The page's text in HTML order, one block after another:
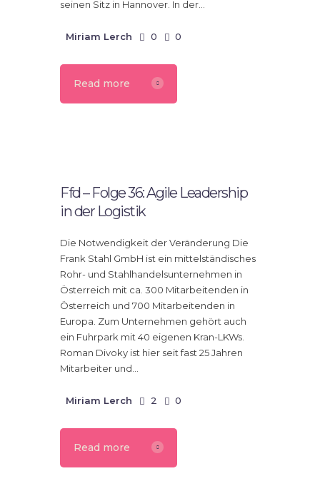
seinen Sitz in Hannover. In der…
Miriam Lerch 0 0
Read more
2023
Ffd – Folge 36: Agile Leadership
in der Logistik
Die Notwendigkeit der Veränderung Die
Frank Stahl GmbH ist ein mittelständisches
Rohr- und Stahlhandelsunternehmen in
Österreich mit ca. 300 Mitarbeitenden in
Österreich und 700 Mitarbeitenden in
Europa. Zum Unternehmen gehört auch
ein Fuhrpark mit 40 eigenen Kran-LKWs.
Roman Divoky ist hier seit fast 25 Jahren
Mitarbeiter und…
Miriam Lerch 2 0
Read more